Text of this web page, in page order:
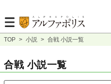
TOP > 小説 > 合戦 小説一覧
合戦 小説一覧